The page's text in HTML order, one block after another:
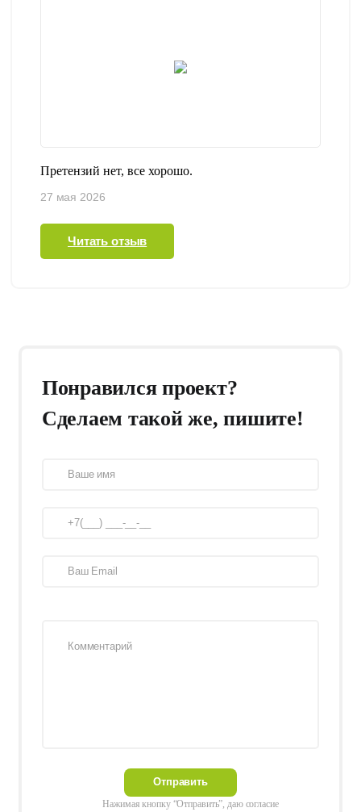
Претензий нет, все хорошо.
27 мая 2026
Читать отзыв
Понравился проект?
Сделаем такой же, пишите!
Нажимая кнопку “Отправить”, даю согласие